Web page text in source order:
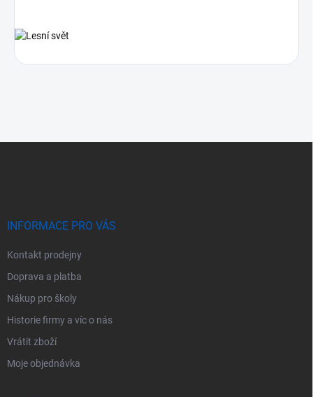
INFORMACE PRO VÁS
Kontakt prodejny
Doprava a platba
Nákup pro školy
Historie firmy a víc o nás
Vrátit zboží
Moje objednávka